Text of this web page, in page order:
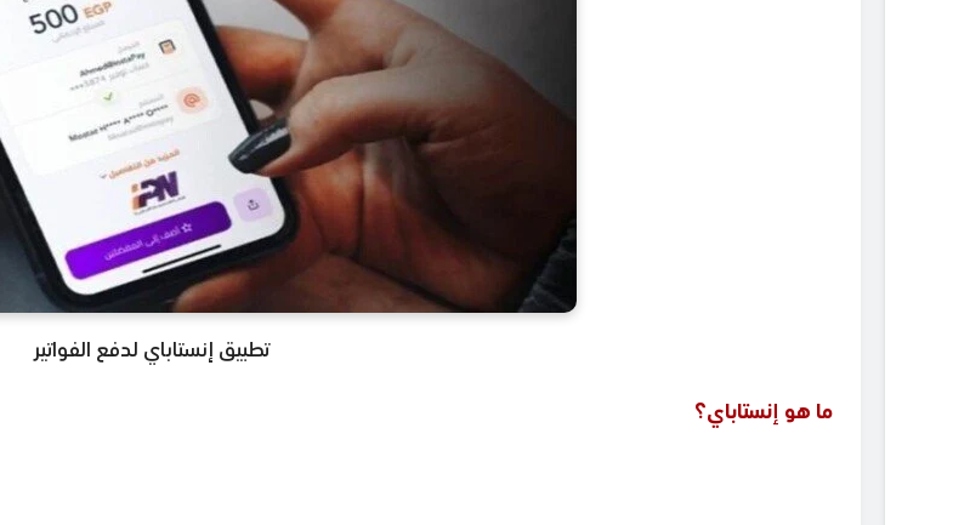
تطبيق إنستاباي لدفع الفواتير
ما هو إنستاباي؟